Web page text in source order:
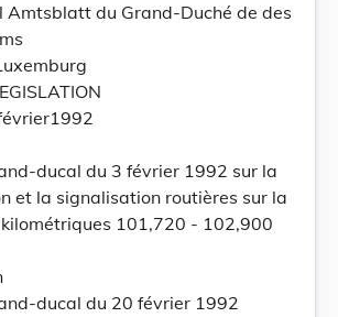
Amtsblatt du Grand-Duché de des
ducal du 3 février 1992 sur la
et la signalisation routières sur la
101,720 - 102,900
ducal du 20 février 1992